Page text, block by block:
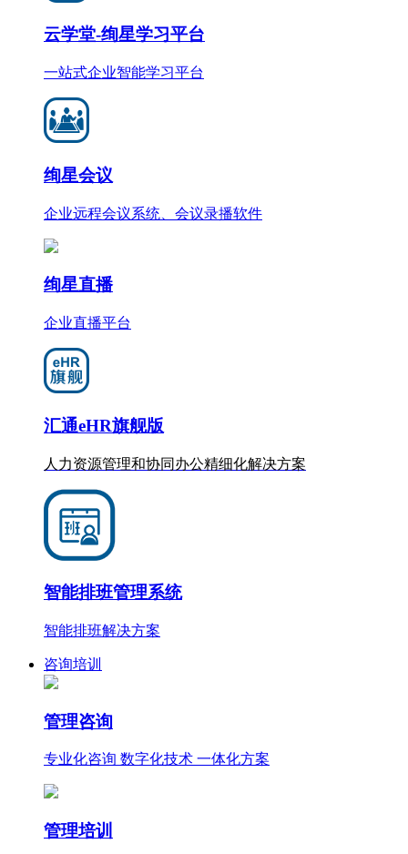
云学堂-绚星学习平台
一站式企业智能学习平台
绚星会议
企业远程会议系统、会议录播软件
绚星直播
企业直播平台
汇通eHR旗舰版
人力资源管理和协同办公精细化解决方案
智能排班管理系统
智能排班解决方案
咨询培训
管理咨询
专业化咨询 数字化技术 一体化方案
管理培训